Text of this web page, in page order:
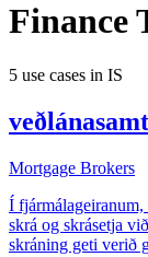
Finance
5 use cases in IS
Mortgage Brokers
Í
skrá og skrásetja
skráning geti verið